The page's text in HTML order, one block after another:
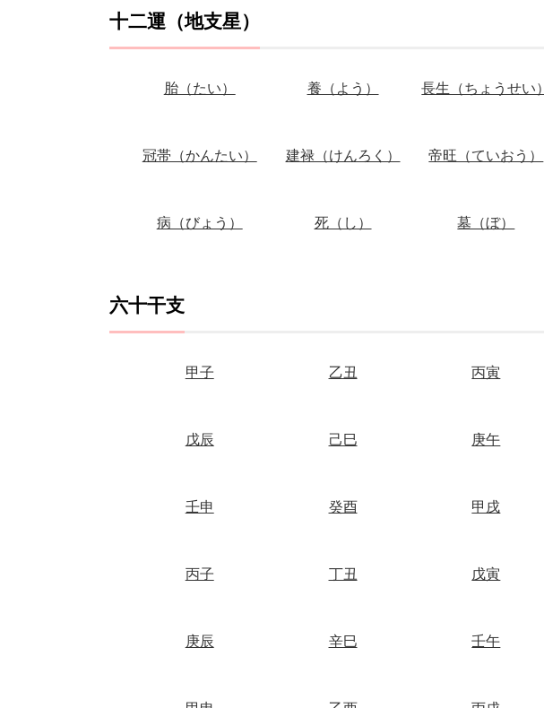
十二運（地支星）
胎（たい） 養（よう） 長生（ちょうせい）
冠帯（かんたい） 建禄（けんろく） 帝旺（ていおう）
病（びょう） 死（し） 墓（ぼ）
六十干支
甲子 乙丑 丙寅
戊辰 己巳 庚午
壬申 癸酉 甲戌
丙子 丁丑 戊寅
庚辰 辛巳 壬午